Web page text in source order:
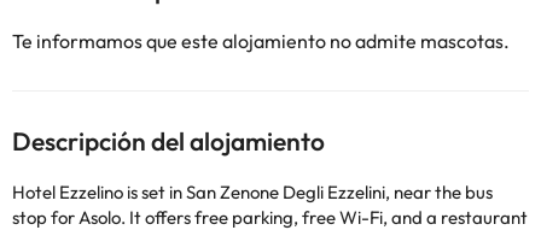
Te informamos que este alojamiento no admite mascotas.
Descripción del alojamiento
Hotel Ezzelino is set in San Zenone Degli Ezzelini, near the bus
stop for Asolo. It offers free parking, free Wi-Fi, and a restaurant